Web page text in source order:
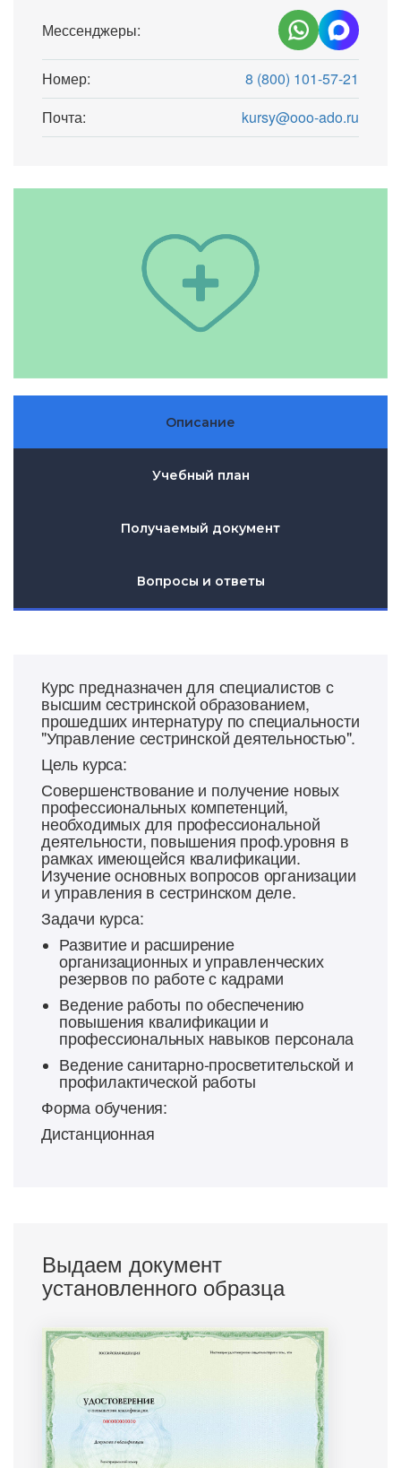
Мессенджеры:
Номер:
8 (800) 101-57-21
Почта:
kursy@ooo-ado.ru
Описание
Учебный план
Получаемый документ
Вопросы и ответы
Курс предназначен для специалистов с
высшим сестринской образованием,
прошедших интернатуру по специальности
"Управление сестринской деятельностью".
Цель курса:
Совершенствование и получение новых
профессиональных компетенций,
необходимых для профессиональной
деятельности, повышения проф.уровня в
рамках имеющейся квалификации.
Изучение основных вопросов организации
и управления в сестринском деле.
Задачи курса:
Развитие и расширение
организационных и управленческих
резервов по работе с кадрами
Ведение работы по обеспечению
повышения квалификации и
профессиональных навыков персонала
Ведение санитарно-просветительской и
профилактической работы
Форма обучения:
Дистанционная
Выдаем документ
установленного образца